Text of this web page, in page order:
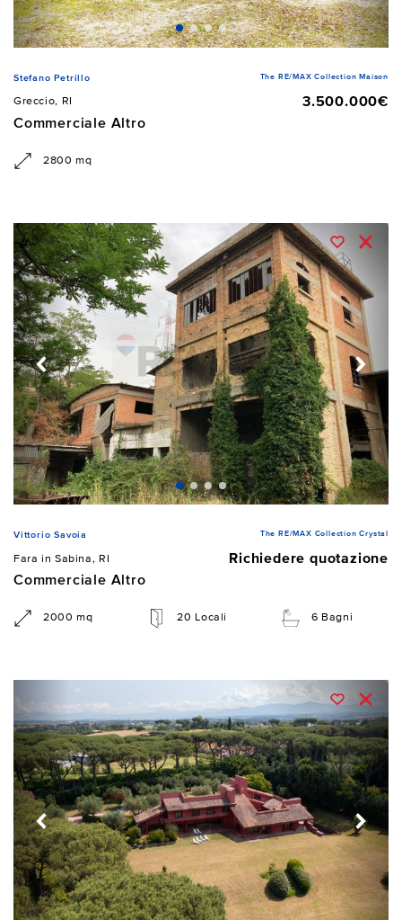
Stefano Petrillo The RE/MAX Collection Maison
Greccio, RI
3.500.000€
Commerciale Altro
2800 mq
Vittorio Savoia The RE/MAX Collection Crystal
Fara in Sabina, RI
Richiedere quotazione
Commerciale Altro
2000 mq 20 Locali 6 Bagni